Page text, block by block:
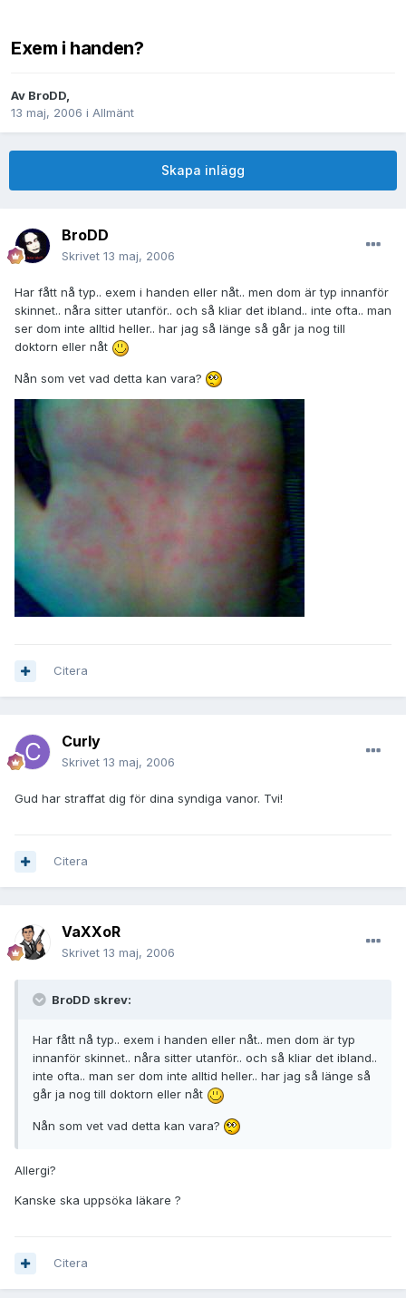
Exem i handen?
Av BroDD,
13 maj, 2006 i Allmänt
Skapa inlägg
BroDD
Skrivet 13 maj, 2006
Har fått nå typ.. exem i handen eller nåt.. men dom är typ innanför
skinnet.. nåra sitter utanför.. och så kliar det ibland.. inte ofta.. man
ser dom inte alltid heller.. har jag så länge så går ja nog till
doktorn eller nåt
Nån som vet vad detta kan vara?
Citera
Curly
Skrivet 13 maj, 2006
Gud har straffat dig för dina syndiga vanor. Tvi!
Citera
VaXXoR
Skrivet 13 maj, 2006
BroDD skrev:
Har fått nå typ.. exem i handen eller nåt.. men dom är typ
innanför skinnet.. nåra sitter utanför.. och så kliar det ibland..
inte ofta.. man ser dom inte alltid heller.. har jag så länge så
går ja nog till doktorn eller nåt
Nån som vet vad detta kan vara?
Allergi?
Kanske ska uppsöka läkare ?
Citera